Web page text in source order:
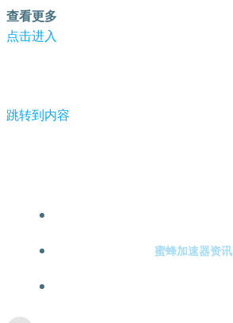
查看更多
点击进入
跳转到内容
蜜蜂加速器资讯